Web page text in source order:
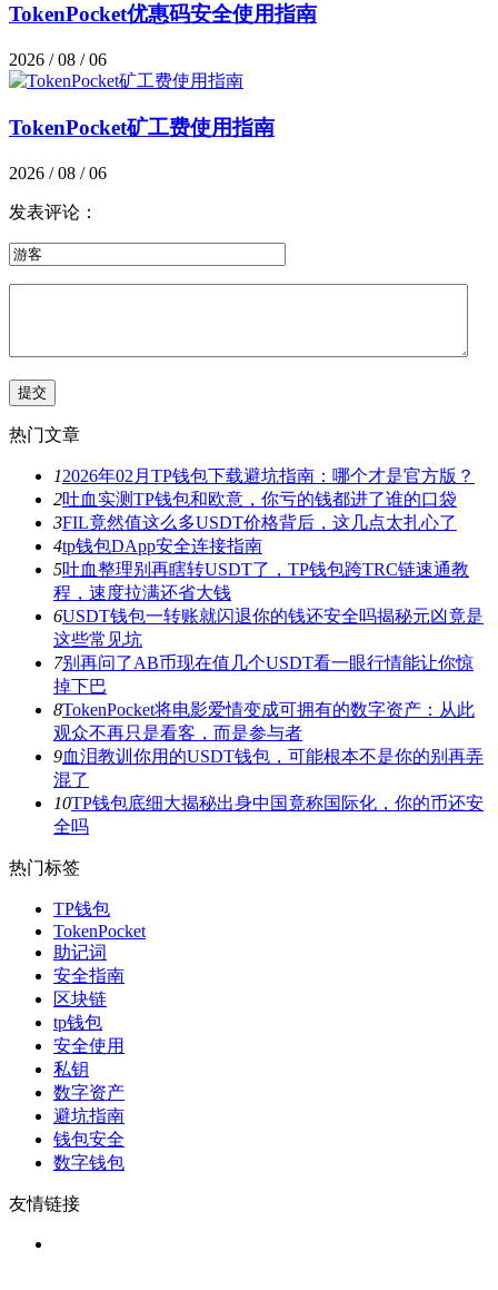
TokenPocket优惠码安全使用指南
2026 / 08 / 06
TokenPocket矿工费使用指南
2026 / 08 / 06
发表评论：
热门文章
12026年02月TP钱包下载避坑指南：哪个才是官方版？
2吐血实测TP钱包和欧意，你亏的钱都进了谁的口袋
3FIL竟然值这么多USDT价格背后，这几点太扎心了
4tp钱包DApp安全连接指南
5吐血整理别再瞎转USDT了，TP钱包跨TRC链速通教
程，速度拉满还省大钱
6USDT钱包一转账就闪退你的钱还安全吗揭秘元凶竟是
这些常见坑
7别再问了AB币现在值几个USDT看一眼行情能让你惊
掉下巴
8TokenPocket将电影爱情变成可拥有的数字资产：从此
观众不再只是看客，而是参与者
9血泪教训你用的USDT钱包，可能根本不是你的别再弄
混了
10TP钱包底细大揭秘出身中国竟称国际化，你的币还安
全吗
热门标签
TP钱包
TokenPocket
助记词
安全指南
区块链
tp钱包
安全使用
私钥
数字资产
避坑指南
钱包安全
数字钱包
友情链接